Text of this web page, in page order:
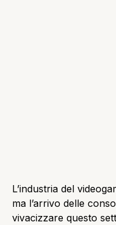
L’industria del
ma l’arrivo delle
vivacizzare questo